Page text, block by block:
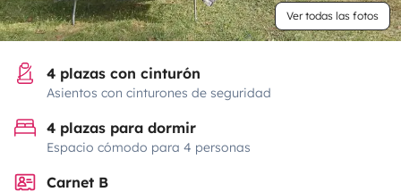
Ver todas las fotos
4 plazas con cinturón
Asientos con cinturones de seguridad
4 plazas para dormir
Espacio cómodo para 4 personas
Carnet B